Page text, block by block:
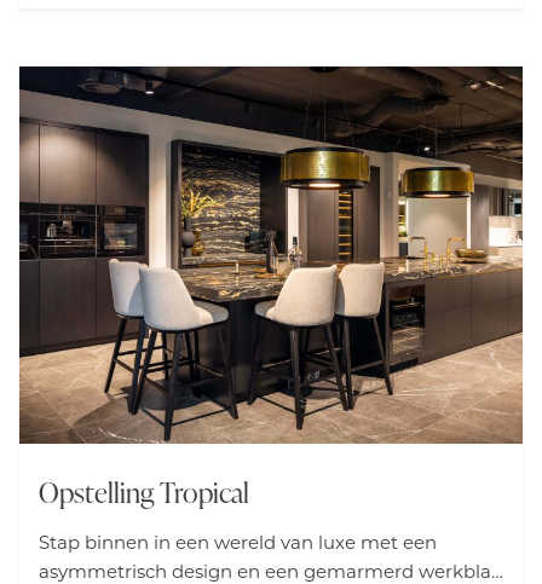
Opstelling Tropical
Stap binnen in een wereld van luxe met een
asymmetrisch design en een gemarmerd werkblad